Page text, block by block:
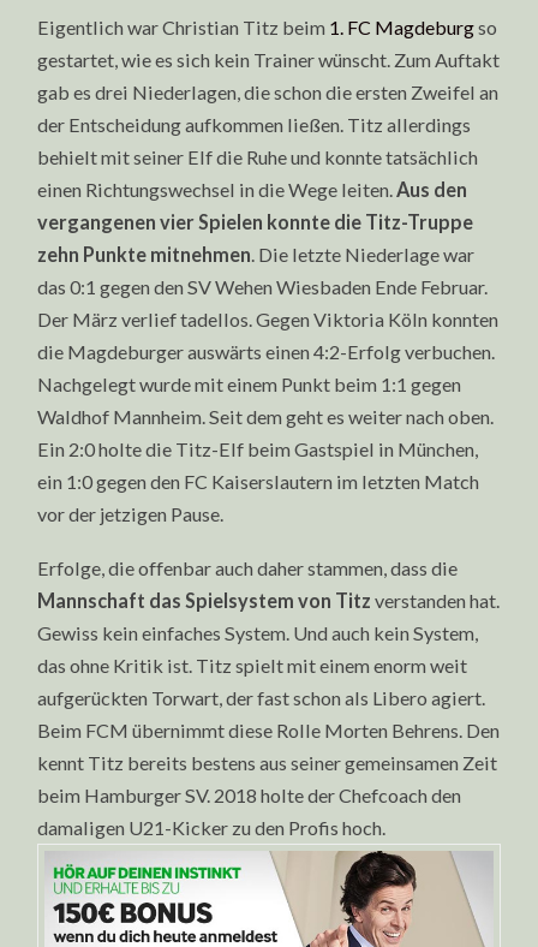
Eigentlich war Christian Titz beim 1. FC Magdeburgso
gestartet, wie es sich kein Trainer wünscht. Zum Auftakt
gab es drei Niederlagen, die schon die ersten Zweifel an
der Entscheidung aufkommen ließen. Titz allerdings
behielt mit seiner Elf die Ruhe und konnte tatsächlich
einen Richtungswechsel in die Wege leiten.Aus den
vergangenen vier Spielen konnte die Titz-Truppe
zehn Punkte mitnehmen. Die letzte Niederlage war
das 0:1 gegen den SV Wehen Wiesbaden Ende Februar.
Der März verlief tadellos. Gegen Viktoria Köln konnten
die Magdeburger auswärts einen 4:2-Erfolg verbuchen.
Nachgelegt wurde mit einem Punkt beim 1:1 gegen
Waldhof Mannheim. Seit dem geht es weiter nach oben.
Ein 2:0 holte die Titz-Elf beim Gastspiel in München,
ein 1:0 gegen den FC Kaiserslautern im letzten Match
vor der jetzigen Pause.
Erfolge, die offenbar auch daher stammen, dass die
Mannschaft das Spielsystem von Titz verstanden hat.
Gewiss kein einfaches System. Und auch kein System,
das ohne Kritik ist. Titz spielt mit einem enorm weit
aufgerückten Torwart, der fast schon als Libero agiert.
Beim FCM übernimmt diese Rolle Morten Behrens. Den
kennt Titz bereits bestens aus seiner gemeinsamen Zeit
beim Hamburger SV. 2018 holte der Chefcoach den
damaligen U21-Kicker zu den Profis hoch.